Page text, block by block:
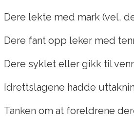
Dere lekte med mark (vel,
Dere fant opp leker med
Dere syklet eller gikk til
Idrettslagene hadde
Tanken om at foreldrene